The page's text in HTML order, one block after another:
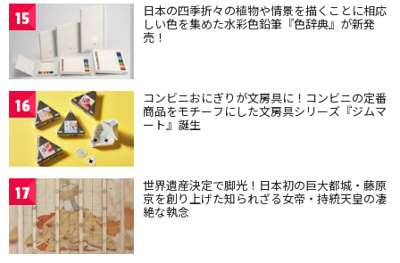
15 日本の四季折々の植物や情景を描くことに相応
しい色を集めた水彩色鉛筆『色辞典』が新発
売！
16 コンビニおにぎりが文房具に！コンビニの定番
商品をモチーフにした文房具シリーズ『ジムマ
ート』誕生
17 世界遺産決定で脚光！日本初の巨大都城・藤原
京を創り上げた知られざる女帝・持統天皇の凄
絶な執念